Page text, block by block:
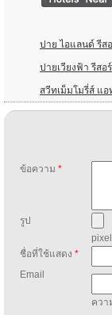
ปาย ไอแลนด์ รีส
ปายเวียงฟ้า รีสอ
สวีทเม็มโมรี่ส์ แอ
ข้อความ *
รูป
pixel
ชื่อที่ใช้แสดง *
Email
ควา